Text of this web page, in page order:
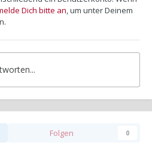
Dich bitte an, um unter Deinem
Folgen 0